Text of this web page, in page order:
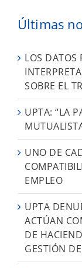
Últimas
LOS DATOS
SOBRE EL
UPTA: “LA
UNO DE
EMPLEO
UPTA
ACTÚAN
DE
GESTIÓN